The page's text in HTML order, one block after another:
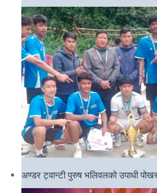
अण्डर ट्वान्टी पुरुष भलिवलको उपाधी